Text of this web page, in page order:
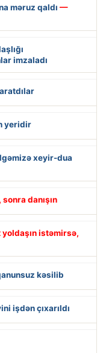
məruz qaldı —
imzaladı
yeridir
xeyir-dua
danışın
yoldaşın istəmirsə,
kəsilib
işdən çıxarıldı